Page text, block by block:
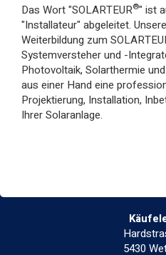
Das Wort "SOLARTEUR®" ist
"Installateur" abgeleitet.
Weiterbildung zum
Systemversteher und -
Photovoltaik, Solarthermie
aus einer Hand eine
Projektierung, Installation,
Ihrer Solaranlage.
5430